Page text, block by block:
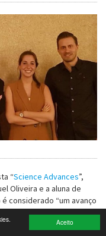
Aceito
“Science Advances”,
Oliveira e a aluna de
considerado “um avanço
para o tratamento